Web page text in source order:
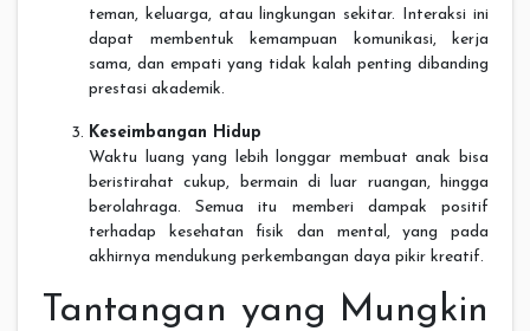
teman, keluarga, atau lingkungan sekitar. Interaksi ini
dapat membentuk kemampuan komunikasi, kerja
sama, dan empati yang tidak kalah penting dibanding
prestasi akademik.
Keseimbangan Hidup
Waktu luang yang lebih longgar membuat anak bisa
beristirahat cukup, bermain di luar ruangan, hingga
berolahraga. Semua itu memberi dampak positif
terhadap kesehatan fisik dan mental, yang pada
akhirnya mendukung perkembangan daya pikir kreatif.
Tantangan yang Mungkin